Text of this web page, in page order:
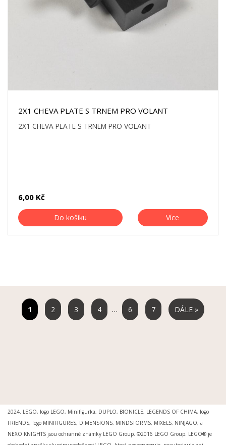
2X1 CHEVA PLATE S TRNEM PRO VOLANT
2X1 CHEVA PLATE S TRNEM PRO VOLANT
6,00 Kč
Do košíku Více
2 3 4 … 6 7 DÁLE »
2024. LEGO, logo LEGO, Minifigurka, DUPLO, BIONICLE, LEGENDS OF CHIMA, logo
FRIENDS, logo MINIFIGURES, DIMENSIONS, MINDSTORMS, MIXELS, NINJAGO, a
NEXO KNIGHTS jsou ochranné známky LEGO Group. ©2016 LEGO Group. LEGO® je